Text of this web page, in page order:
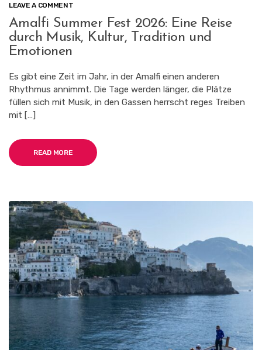
LEAVE A COMMENTON
SUMMER
FEST
DURCH
MUSIK,
KULTUR,
Amalfi Summer Fest 2026: Eine Reise
durch Musik, Kultur, Tradition und
Emotionen
Es gibt eine Zeit im Jahr, in der Amalfi einen anderen
Rhythmus annimmt. Die Tage werden länger, die Plätze
füllen sich mit Musik, in den Gassen herrscht reges Treiben
mit […]
READ MORE